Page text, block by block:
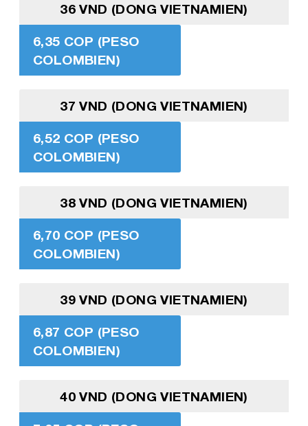
36 VND (DONG VIETNAMIEN)
6,35 COP (PESO
COLOMBIEN)
37 VND (DONG VIETNAMIEN)
6,52 COP (PESO
COLOMBIEN)
38 VND (DONG VIETNAMIEN)
6,70 COP (PESO
COLOMBIEN)
39 VND (DONG VIETNAMIEN)
6,87 COP (PESO
COLOMBIEN)
40 VND (DONG VIETNAMIEN)